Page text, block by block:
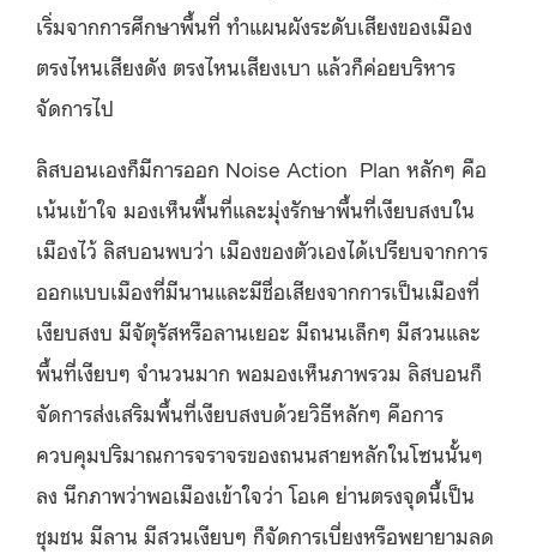
เริ่มจากการศึกษาพื้นที่ ทำแผนผังระดับเสียงของเมือง
ตรงไหนเสียงดัง ตรงไหนเสียงเบา แล้วก็ค่อยบริหาร
จัดการไป
ลิสบอนเองก็มีการออก Noise Action Plan หลักๆ คือ
เน้นเข้าใจ มองเห็นพื้นที่และมุ่งรักษาพื้นที่เงียบสงบใน
เมืองไว้ ลิสบอนพบว่า เมืองของตัวเองได้เปรียบจากการ
ออกแบบเมืองที่มีนานและมีชื่อเสียงจากการเป็นเมืองที่
เงียบสงบ มีจัตุรัสหรือลานเยอะ มีถนนเล็กๆ มีสวนและ
พื้นที่เงียบๆ จำนวนมาก พอมองเห็นภาพรวม ลิสบอนก็
จัดการส่งเสริมพื้นที่เงียบสงบด้วยวิธีหลักๆ คือการ
ควบคุมปริมาณการจราจรของถนนสายหลักในโซนนั้นๆ
ลง นึกภาพว่าพอเมืองเข้าใจว่า โอเค ย่านตรงจุดนี้เป็น
ชุมชน มีลาน มีสวนเงียบๆ ก็จัดการเบี่ยงหรือพยายามลด